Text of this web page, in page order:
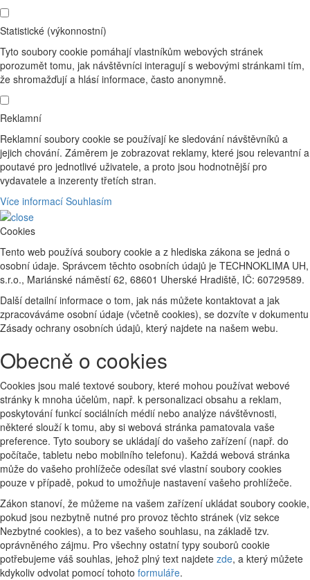
Statistické (výkonnostní)
Tyto soubory cookie pomáhají vlastníkům webových stránek
porozumět tomu, jak návštěvníci interagují s webovými stránkami tím,
že shromažďují a hlásí informace, často anonymně.
Reklamní
Reklamní soubory cookie se používají ke sledování návštěvníků a
jejich chování. Záměrem je zobrazovat reklamy, které jsou relevantní a
poutavé pro jednotlivé uživatele, a proto jsou hodnotnější pro
vydavatele a inzerenty třetích stran.
Více informací Souhlasím
Cookies
Tento web používá soubory cookie a z hlediska zákona se jedná o
osobní údaje. Správcem těchto osobních údajů je TECHNOKLIMA UH,
s.r.o., Mariánské náměstí 62, 68601 Uherské Hradiště, IČ: 60729589.
Další detailní informace o tom, jak nás můžete kontaktovat a jak
zpracováváme osobní údaje (včetně cookies), se dozvíte v dokumentu
Zásady ochrany osobních údajů, který najdete na našem webu.
Obecně o cookies
Cookies jsou malé textové soubory, které mohou používat webové
stránky k mnoha účelům, např. k personalizaci obsahu a reklam,
poskytování funkcí sociálních médií nebo analýze návštěvnosti,
některé slouží k tomu, aby si webová stránka pamatovala vaše
preference. Tyto soubory se ukládají do vašeho zařízení (např. do
počítače, tabletu nebo mobilního telefonu). Každá webová stránka
může do vašeho prohlížeče odesílat své vlastní soubory cookies
pouze v případě, pokud to umožňuje nastavení vašeho prohlížeče.
Zákon stanoví, že můžeme na vašem zařízení ukládat soubory cookie,
pokud jsou nezbytně nutné pro provoz těchto stránek (viz sekce
Nezbytné cookies), a to bez vašeho souhlasu, na základě tzv.
oprávněného zájmu. Pro všechny ostatní typy souborů cookie
potřebujeme váš souhlas, jehož plný text najdete zde, a který můžete
kdykoliv odvolat pomocí tohoto formuláře.